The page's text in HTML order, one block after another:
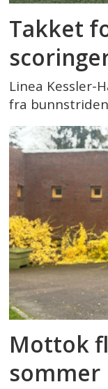
Takket
Linea Kessler-
fra
Mottok
sommer